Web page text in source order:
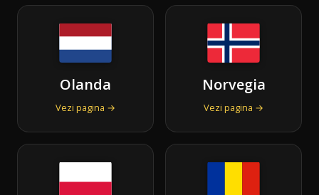
Olanda
Vezi pagina →
Norvegia
Vezi pagina →